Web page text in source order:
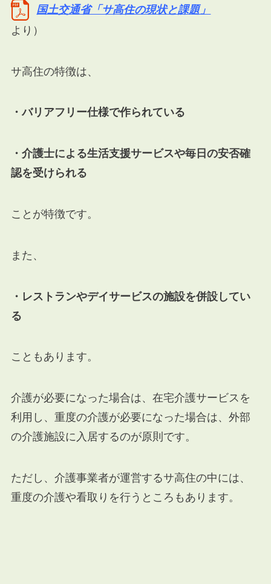
国土交通省「サ高住の現状と課題」
より）
サ高住の特徴は、
・バリアフリー仕様で作られている
・介護士による生活支援サービスや毎日の安否確
認を受けられる
ことが特徴です。
また、
・レストランやデイサービスの施設を併設してい
る
こともあります。
介護が必要になった場合は、在宅介護サービスを
利用し、重度の介護が必要になった場合は、外部
の介護施設に入居するのが原則です。
ただし、介護事業者が運営するサ高住の中には、
重度の介護や看取りを行うところもあります。